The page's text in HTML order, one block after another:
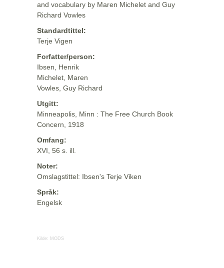
and vocabulary by Maren Michelet and Guy
Richard Vowles
Standardtittel:
Terje Vigen
Forfatter/person:
Ibsen, Henrik
Michelet, Maren
Vowles, Guy Richard
Utgitt:
Minneapolis, Minn : The Free Church Book
Concern, 1918
Omfang:
XVI, 56 s. ill.
Noter:
Omslagstittel: Ibsen's Terje Viken
Språk:
Engelsk
Kilde: MODS